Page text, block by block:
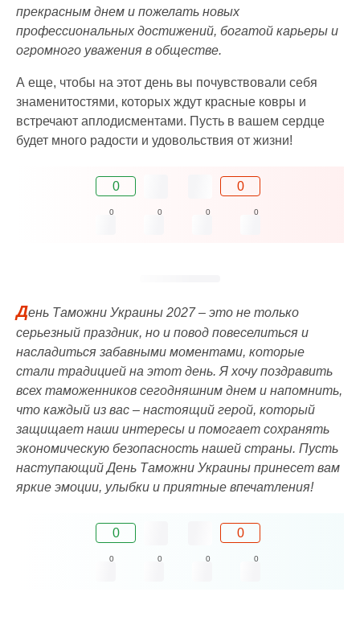
прекрасным днем и пожелать новых
профессиональных достижений, богатой карьеры и
огромного уважения в обществе.
А еще, чтобы на этот день вы почувствовали себя
знаменитостями, которых ждут красные ковры и
встречают аплодисментами. Пусть в вашем сердце
будет много радости и удовольствия от жизни!
0 0
0 0 0 0
День Таможни Украины 2027 – это не только
серьезный праздник, но и повод повеселиться и
насладиться забавными моментами, которые
стали традицией на этот день. Я хочу поздравить
всех таможенников сегодняшним днем и напомнить,
что каждый из вас – настоящий герой, который
защищает наши интересы и помогает сохранять
экономическую безопасность нашей страны. Пусть
наступающий День Таможни Украины принесет вам
яркие эмоции, улыбки и приятные впечатления!
0 0
0 0 0 0